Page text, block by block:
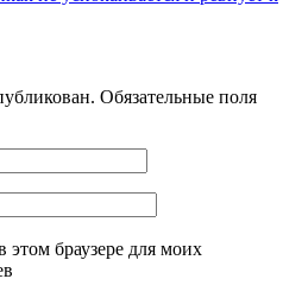
Обязательные поля
браузере для моих